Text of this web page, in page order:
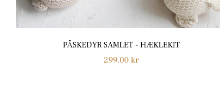
PÅSKEDYR SAMLET - HÆKLEKIT
Normalpris
299,00 kr